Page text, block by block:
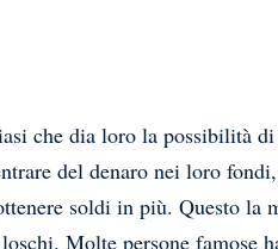
che dia loro la possibilità
del denaro nei loro
soldi in più. Questo la
Molte persone famose